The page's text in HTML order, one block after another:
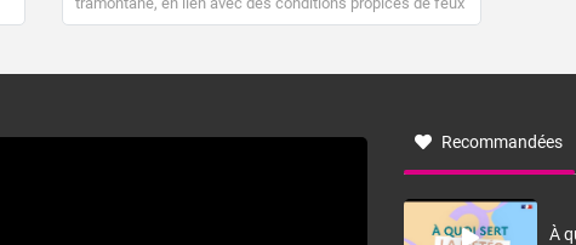
de forêt. Mais qu'est-ce que la tramontane ? Quelles sont
à nord-ouest, dans un secteur qui part du Roussillon à la
monts, en allusion aux régions montagneuses d’où
Recommandées
À